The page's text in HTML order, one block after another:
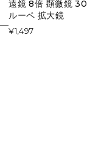
遠鏡 8倍 顕微鏡
ルーペ 拡大鏡
¥1,497